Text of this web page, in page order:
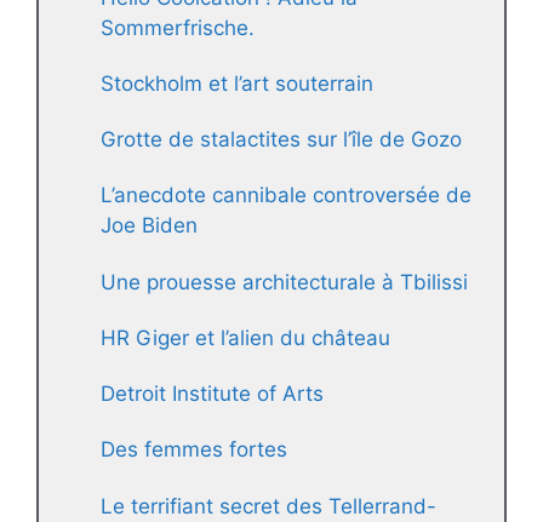
Sommerfrische.
Stockholm et l’art souterrain
Grotte de stalactites sur l’île de Gozo
L’anecdote cannibale controversée de
Joe Biden
Une prouesse architecturale à Tbilissi
HR Giger et l’alien du château
Detroit Institute of Arts
Des femmes fortes
Le terrifiant secret des Tellerrand-